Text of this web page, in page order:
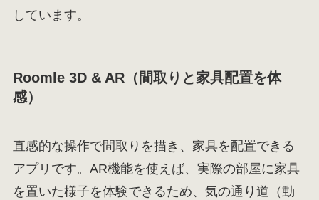
しています。
Roomle 3D & AR（間取りと家具配置を体
感）
直感的な操作で間取りを描き、家具を配置できる
アプリです。AR機能を使えば、実際の部屋に家具
を置いた様子を体験できるため、気の通り道（動